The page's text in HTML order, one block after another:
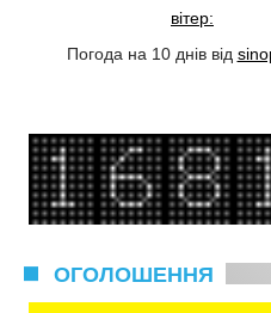
вітер:
Погода на 10 днів від
ОГОЛОШЕННЯ